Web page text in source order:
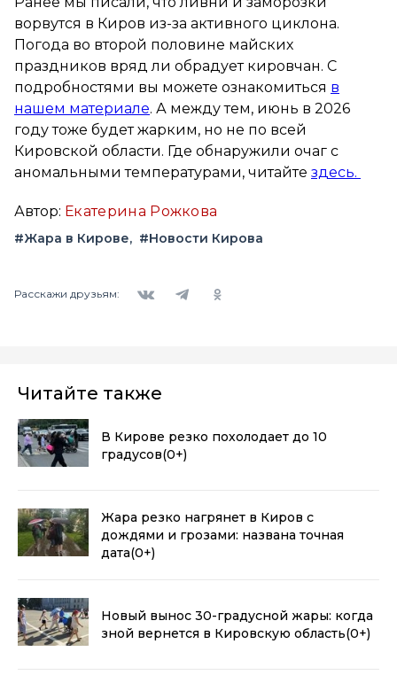
ворвутся в Киров из-за активного циклона.
Погода во второй половине майских
праздников вряд ли обрадует кировчан. С
подробностями вы можете ознакомиться в
нашем материале. А между тем, июнь в 2026
году тоже будет жарким, но не по всей
Кировской области. Где обнаружили очаг с
аномальными температурами, читайте здесь.
Автор: Екатерина Рожкова
#Жара в Кирове #Новости Кирова
Расскажи друзьям:
Читайте также
В Кирове резко похолодает до 10
градусов(0+)
Жара резко нагрянет в Киров с
дождями и грозами: названа точная
дата(0+)
Новый вынос 30-градусной жары: когда
зной вернется в Кировскую область(0+)